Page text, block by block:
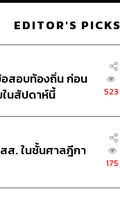
EDITOR'S PICKS
สอบท้องถิ่น ก่อน
นสัปดาห์นี้
523
ส. ในชั้นศาลฎีกา
175